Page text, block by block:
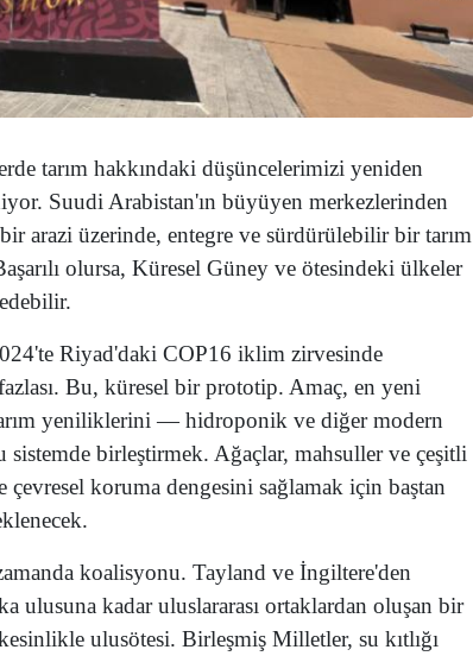
tarım hakkındaki düşüncelerimizi yeniden
Suudi Arabistan'ın büyüyen merkezlerinden
arazi üzerinde, entegre ve sürdürülebilir bir tarım
olursa, Küresel Güney ve ötesindeki ülkeler
Riyad'daki COP16 iklim zirvesinde
Bu, küresel bir prototip. Amaç, en yeni
yeniliklerini — hidroponik ve diğer modern
birleştirmek. Ağaçlar, mahsuller ve çeşitli
koruma dengesini sağlamak için baştan
koalisyonu. Tayland ve İngiltere'den
kadar uluslararası ortaklardan oluşan bir
ulusötesi. Birleşmiş Milletler, su kıtlığı